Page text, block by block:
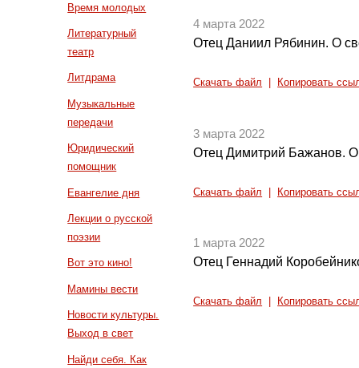
Время молодых
Литературный
театр
Литдрама
Музыкальные
передачи
Юридический
помощник
Евангелие дня
Лекции о русской
поэзии
Вот это кино!
Мамины вести
Новости культуры.
Выход в свет
Найди себя. Как
4 марта 2022
Отец Даниил Рябинин. О
Скачать файл Копировать
3 марта 2022
Отец Димитрий Бажанов.
Скачать файл Копировать
1 марта 2022
Отец Геннадий
Скачать файл Копировать